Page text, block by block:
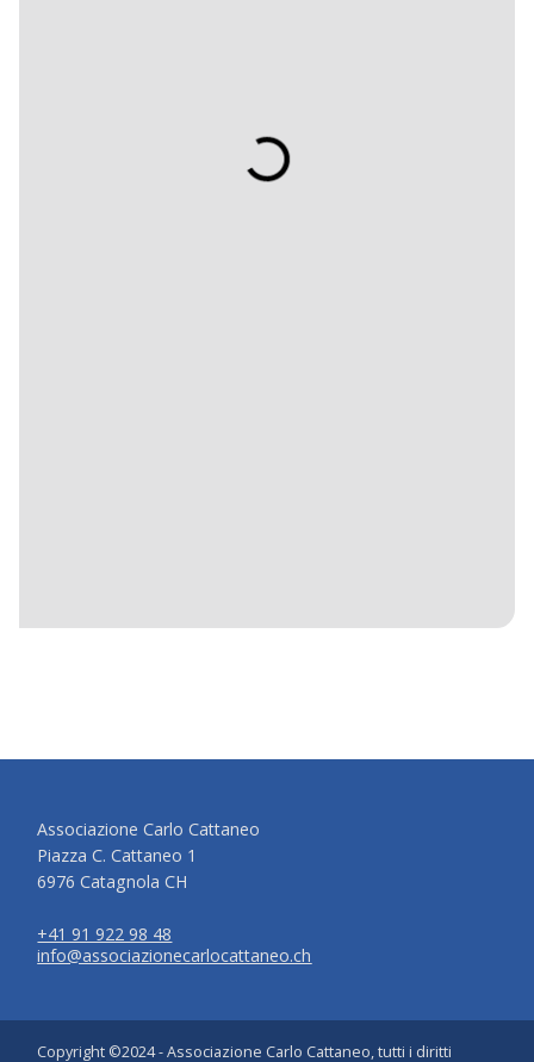
Associazione Carlo Cattaneo
Piazza C. Cattaneo 1
6976 Catagnola CH
+41 91 922 98 48
info@associazionecarlocattaneo.ch
Copyright ©2024 - Associazione Carlo Cattaneo, tutti i diritti